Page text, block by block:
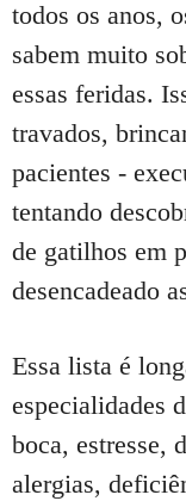
todos os anos,
sabem muito
essas feridas.
travados,
pacientes -
tentando
de gatilhos em
desencadeado
Essa lista é
especialidades
boca, estresse,
alergias,